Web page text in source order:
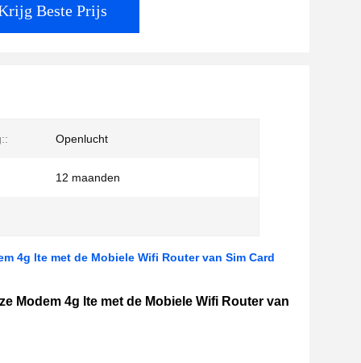
Beste Prijs
Openlucht
12 maanden
4g lte met de Mobiele Wifi Router van Sim Card
Modem 4g lte met de Mobiele Wifi Router van